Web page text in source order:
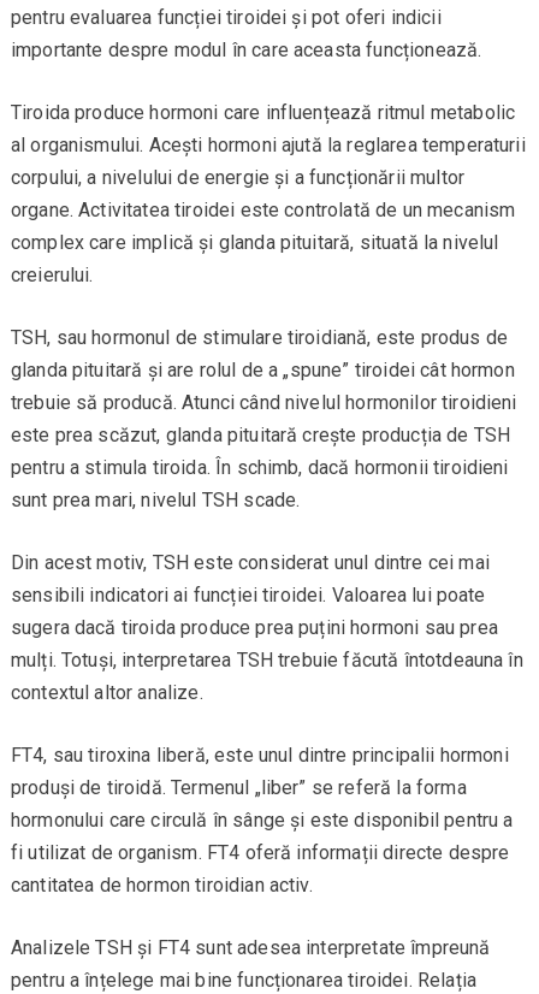
pentru evaluarea funcției tiroidei și pot oferi indicii
importante despre modul în care aceasta funcționează.
Tiroida produce hormoni care influențează ritmul metabolic
al organismului. Acești hormoni ajută la reglarea temperaturii
corpului, a nivelului de energie și a funcționării multor
organe. Activitatea tiroidei este controlată de un mecanism
complex care implică și glanda pituitară, situată la nivelul
creierului.
TSH, sau hormonul de stimulare tiroidiană, este produs de
glanda pituitară și are rolul de a „spune” tiroidei cât hormon
trebuie să producă. Atunci când nivelul hormonilor tiroidieni
este prea scăzut, glanda pituitară crește producția de TSH
pentru a stimula tiroida. În schimb, dacă hormonii tiroidieni
sunt prea mari, nivelul TSH scade.
Din acest motiv, TSH este considerat unul dintre cei mai
sensibili indicatori ai funcției tiroidei. Valoarea lui poate
sugera dacă tiroida produce prea puțini hormoni sau prea
mulți. Totuși, interpretarea TSH trebuie făcută întotdeauna în
contextul altor analize.
FT4, sau tiroxina liberă, este unul dintre principalii hormoni
produși de tiroidă. Termenul „liber” se referă la forma
hormonului care circulă în sânge și este disponibil pentru a
fi utilizat de organism. FT4 oferă informații directe despre
cantitatea de hormon tiroidian activ.
Analizele TSH și FT4 sunt adesea interpretate împreună
pentru a înțelege mai bine funcționarea tiroidei. Relația